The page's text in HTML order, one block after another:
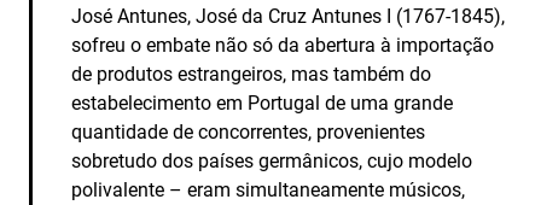
José Antunes, José da Cruz Antunes I (1767-1845),
sofreu o embate não só da abertura à importação
de produtos estrangeiros, mas também do
estabelecimento em Portugal de uma grande
quantidade de concorrentes, provenientes
sobretudo dos países germânicos, cujo modelo
polivalente – eram simultaneamente músicos,